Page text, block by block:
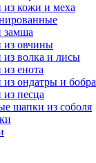
кожи и меха
замша
овчины
волка и лисы
енота
ондатры и бобра
песца
шапки из соболя